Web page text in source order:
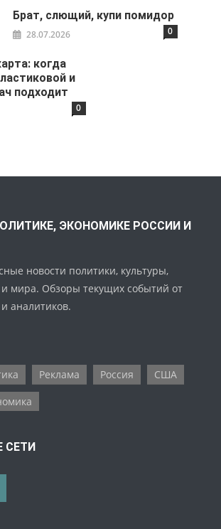
Брат, слющий, купи помидор
28.07.2026 0
когда
и
подходит
0
ЭКОНОМИКЕ РОССИИ И
новости политики, культуры,
мира. Обзоры текущих событий от
аналитиков.
Реклама Россия
США
СЕТИ